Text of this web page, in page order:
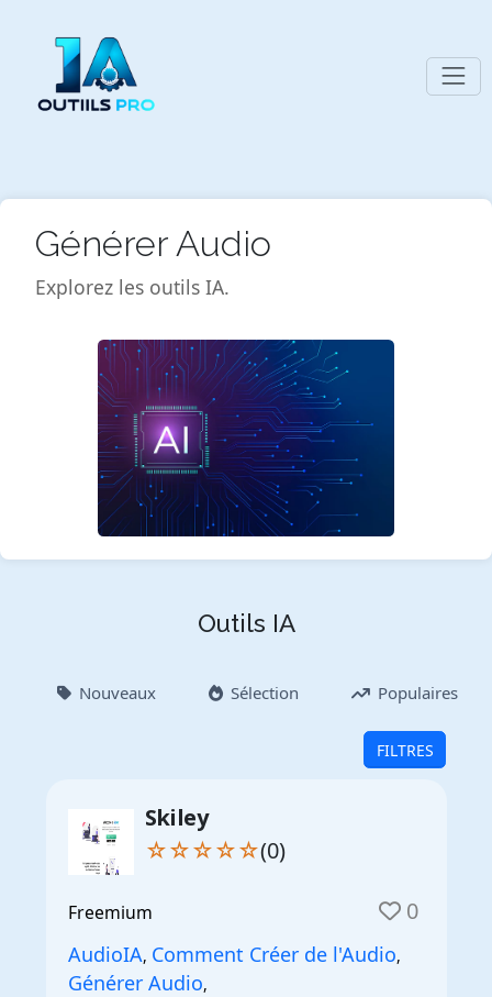
Générer Audio
Explorez les outils IA.
Outils IA
Nouveaux Sélection Populaires
FILTRES
Skiley
☆☆☆☆☆(0)
Freemium 0
AudioIA, Comment Créer de l'Audio,
Générer Audio,